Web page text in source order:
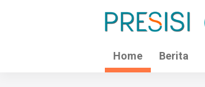
Home Berita